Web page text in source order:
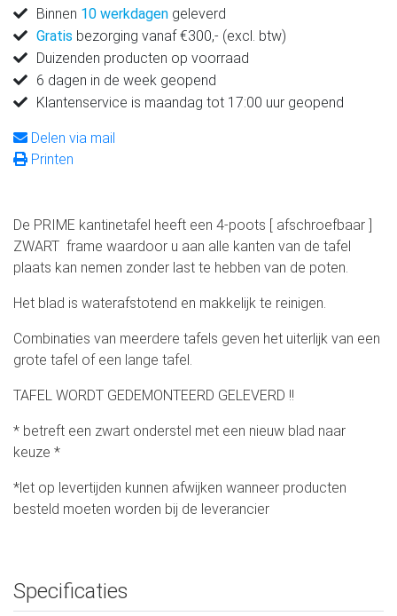
Binnen 10 werkdagen geleverd
Gratis bezorging vanaf €300,- (excl. btw)
Duizenden producten op voorraad
6 dagen in de week geopend
Klantenservice is maandag tot 17:00 uur geopend
Delen via mail
Printen
De PRIME kantinetafel heeft een 4-poots [ afschroefbaar ]
ZWART frame waardoor u aan alle kanten van de tafel
plaats kan nemen zonder last te hebben van de poten.
Het blad is waterafstotend en makkelijk te reinigen.
Combinaties van meerdere tafels geven het uiterlijk van een
grote tafel of een lange tafel.
TAFEL WORDT GEDEMONTEERD GELEVERD !!
* betreft een zwart onderstel met een nieuw blad naar
keuze *
*let op levertijden kunnen afwijken wanneer producten
besteld moeten worden bij de leverancier
Specificaties